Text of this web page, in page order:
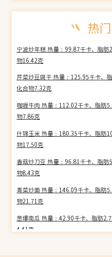
宁波炒年糕 热量：99.87千卡、脂
物16.42克
芹菜炒豆腐干 热量：125.95千卡、
化合物7.32克
咖喱牛肉 热量：112.02千卡、脂肪
物7.86克
什锦玉米 热量：180.35千卡、脂肪
物17.50克
香菇炒刀豆 热量：96.81千卡、脂
物8.43克
青菜炒面 热量：146.09千卡、脂肪
物21.71克
葱爆南瓜 热量：42.90千卡、脂肪
4.41克